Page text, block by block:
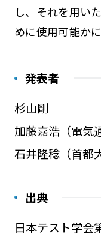
し、それを用い
めに使用可能か
発表者
杉山剛
加藤嘉浩（電気
石井隆稔（首都
出典
日本テスト学会